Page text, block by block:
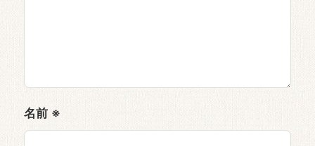
名前 ※